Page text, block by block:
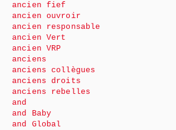
ancien fief
ancien ouvroir
ancien responsable
ancien Vert
ancien VRP
anciens
anciens collègues
anciens droits
anciens rebelles
and
and Baby
and Global